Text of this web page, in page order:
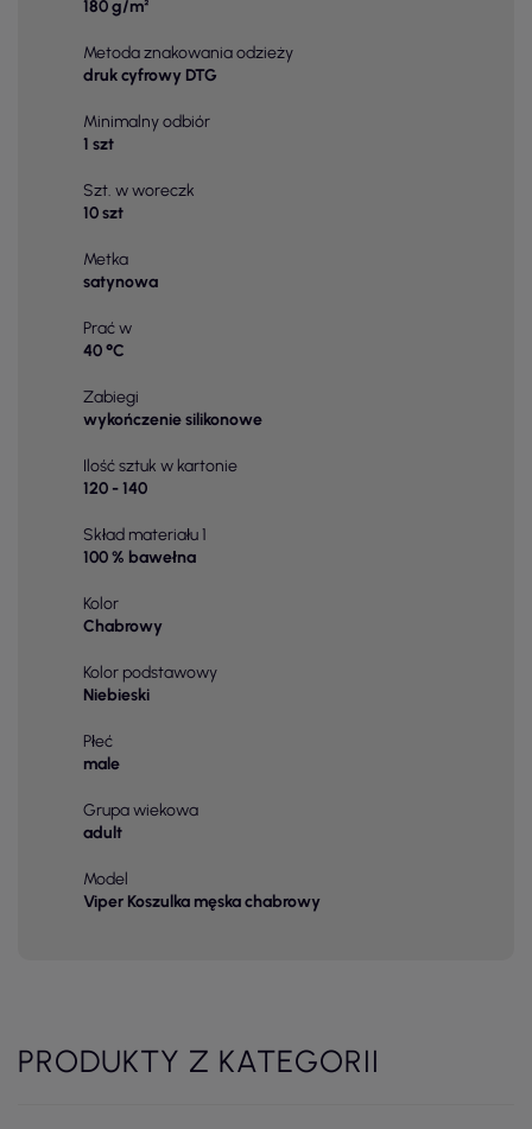
180 g/m²
Metoda znakowania odzieży
druk cyfrowy DTG
Minimalny odbiór
1 szt
Szt. w woreczk
10 szt
Metka
satynowa
Prać w
40 °C
Zabiegi
wykończenie silikonowe
Ilość sztuk w kartonie
120 - 140
Skład materiału 1
100 % bawełna
Kolor
Chabrowy
Kolor podstawowy
Niebieski
Płeć
male
Grupa wiekowa
adult
Model
Viper Koszulka męska chabrowy
PRODUKTY Z KATEGORII